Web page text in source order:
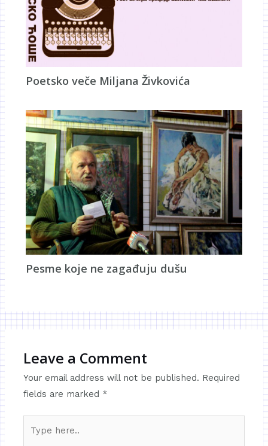
Poetsko veče Miljana Živkovića
Pesme koje ne zagađuju dušu
Leave a Comment
Your email address will not be published. Required
fields are marked *